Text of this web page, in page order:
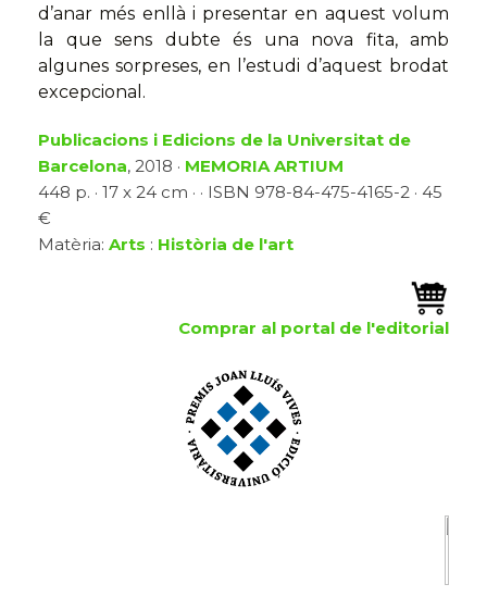
d’anar més enllà i presentar en aquest volum
la que sens dubte és una nova fita, amb
algunes sorpreses, en l’estudi d’aquest brodat
excepcional.
Publicacions i Edicions de la Universitat de
Barcelona, 2018 · MEMORIA ARTIUM
448 p. · 17 x 24 cm · · ISBN 978-84-475-4165-2 · 45
€
Matèria: Arts : Història de l'art
Comprar al portal de l'editorial